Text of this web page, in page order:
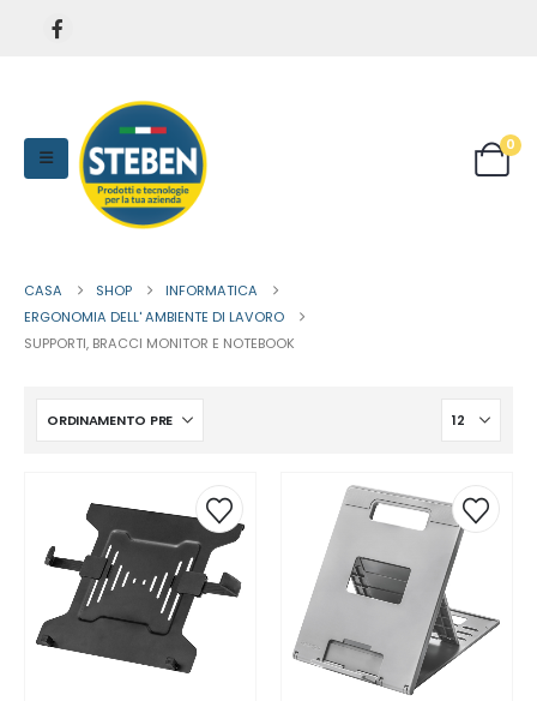
0
CASA SHOP
INFORMATICA
ERGONOMIA DELL' AMBIENTE DI LAVORO
SUPPORTI, BRACCI MONITOR E NOTEBOOK